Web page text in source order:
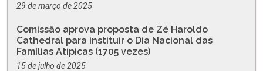
29 de março de 2025
Comissão aprova proposta de Zé Haroldo
Cathedral para instituir o Dia Nacional das
Famílias Atípicas (1705 vezes)
15 de julho de 2025